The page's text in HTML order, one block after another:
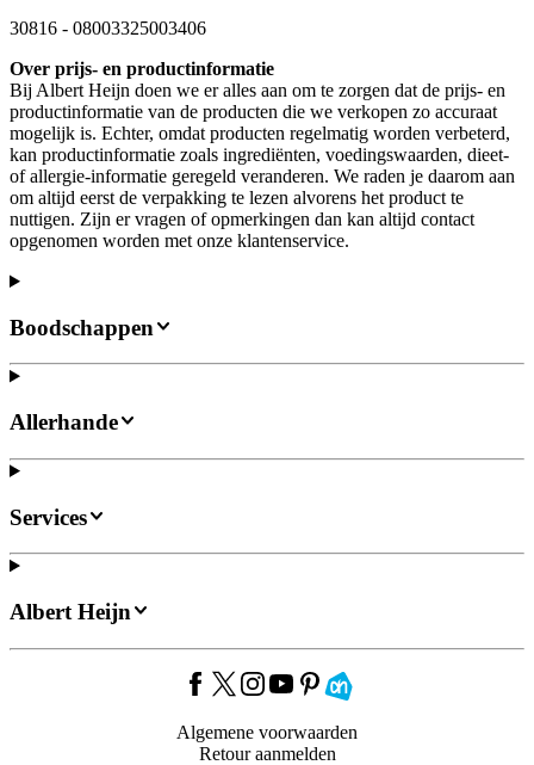
30816 - 08003325003406
Over prijs- en productinformatie
Bij Albert Heijn doen we er alles aan om te zorgen dat de prijs- en
productinformatie van de producten die we verkopen zo accuraat
mogelijk is. Echter, omdat producten regelmatig worden verbeterd,
kan productinformatie zoals ingrediënten, voedingswaarden, dieet-
of allergie-informatie geregeld veranderen. We raden je daarom aan
om altijd eerst de verpakking te lezen alvorens het product te
nuttigen. Zijn er vragen of opmerkingen dan kan altijd contact
opgenomen worden met onze klantenservice.
Boodschappen
Allerhande
Services
Albert Heijn
Algemene voorwaarden
Retour aanmelden